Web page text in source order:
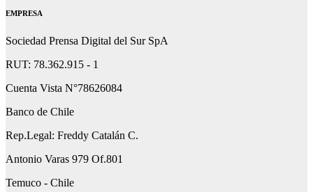
EMPRESA
Sociedad Prensa Digital del Sur SpA
RUT: 78.362.915 - 1
Cuenta Vista N°78626084
Banco de Chile
Rep.Legal: Freddy Catalán C.
Antonio Varas 979 Of.801
Temuco - Chile